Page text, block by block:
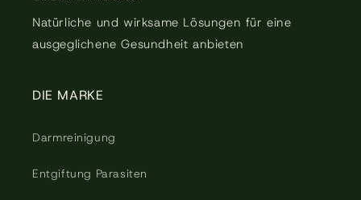
Natürliche und wirksame Lösungen für eine
ausgeglichene Gesundheit anbieten
DIE MARKE
Darmreinigung
Entgiftung Parasiten